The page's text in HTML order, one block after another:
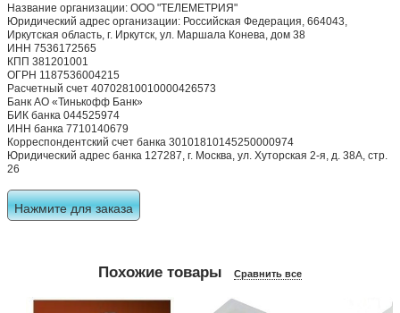
Название организации: ООО "ТЕЛЕМЕТРИЯ"
Юридический адрес организации: Российская Федерация, 664043,
Иркутская область, г. Иркутск, ул. Маршала Конева, дом 38
ИНН 7536172565
КПП 381201001
ОГРН 1187536004215
Расчетный счет 40702810010000426573
Банк АО «Тинькофф Банк»
БИК банка 044525974
ИНН банка 7710140679
Корреспондентский счет банка 30101810145250000974
Юридический адрес банка 127287, г. Москва, ул. Хуторская 2-я, д. 38А, стр.
26
Нажмите для заказа
Похожие товары Сравнить все